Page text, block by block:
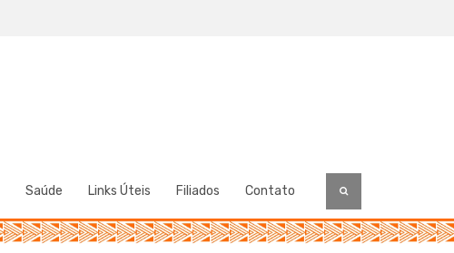
Saúde Links Úteis Filiados Contato